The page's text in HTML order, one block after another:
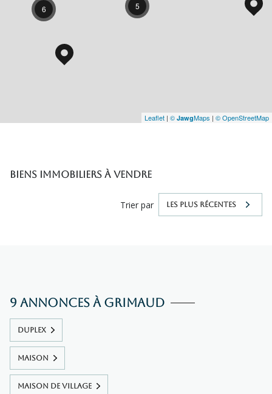
6 5
Leaflet | © JawgMaps | © OpenStreetMap
Biens immobiliers à vendre
Trier par LES PLUS RÉCENTES
9 annonces à Grimaud
DUPLEX
MAISON
MAISON DE VILLAGE